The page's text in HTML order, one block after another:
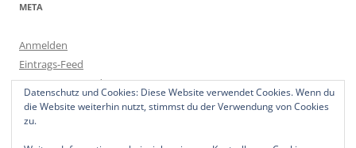
META
Anmelden
Eintrags-Feed
Kommentar-Feed
WordPress.org
Datenschutz und Cookies: Diese Website verwendet Cookies. Wenn du
die Website weiterhin nutzt, stimmst du der Verwendung von Cookies
zu.